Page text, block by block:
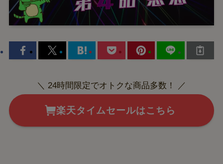
＼ 24時間限定でオトクな商品多数！ ／
楽天タイムセールはこちら